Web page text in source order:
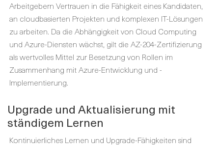
Arbeitgebern Vertrauen in die Fähigkeit eines Kandidaten,
an cloudbasierten Projekten und komplexen IT-Lösungen
zu arbeiten. Da die Abhängigkeit von Cloud Computing
und Azure-Diensten wächst, gilt die AZ-204-Zertifizierung
als wertvolles Mittel zur Besetzung von Rollen im
Zusammenhang mit Azure-Entwicklung und -
Implementierung.
Upgrade und Aktualisierung mit
ständigem Lernen
Kontinuierliches Lernen und Upgrade-Fähigkeiten sind